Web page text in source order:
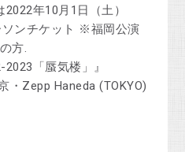
年10月1日（土）
ンチケット ※福岡公演
方.
「蜃気楼」』
・Zepp Haneda (TOKYO)